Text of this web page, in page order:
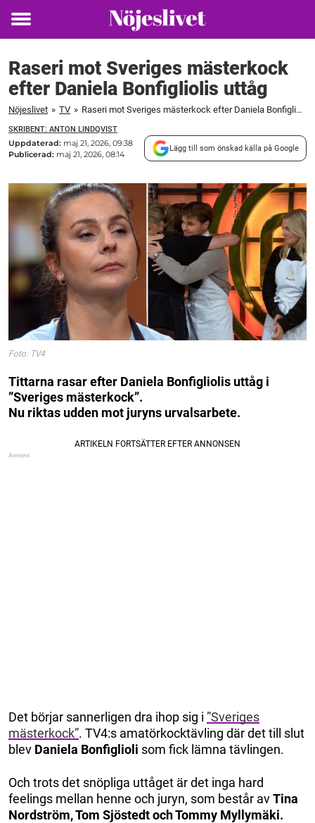
Toggle
Raseri mot Sveriges mästerkock
efter Daniela Bonfigliolis uttåg
Nöjeslivet » TV » Raseri mot Sveriges mästerkock efter Daniela Bonfigliolis uttåg
SKRIBENT: ANTON LINDQVIST
Uppdaterad: maj 21, 2026, 09:38
Publicerad: maj 21, 2026, 08:14
Lägg till som önskad källa på Google
Foto: TV4
Tittarna rasar efter Daniela Bonfigliolis uttåg i
”Sveriges mästerkock”.
Nu riktas udden mot juryns urvalsarbete.
Det börjar sannerligen dra ihop sig i ”Sveriges
mästerkock”. TV4:s amatörkocktävling där det till slut
blev Daniela Bonfiglioli som fick lämna tävlingen.
Och trots det snöpliga uttåget är det inga hard
feelings mellan henne och juryn, som består avTina
Nordström, Tom Sjöstedt och Tommy Myllymäki.